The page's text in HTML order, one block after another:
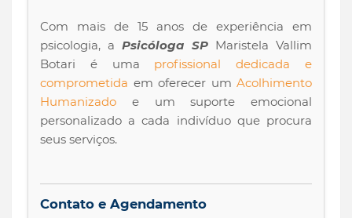
Com mais de 15 anos de experiência em
psicologia, aPsicóloga SPMaristela Vallim
Botari é uma profissional dedicada e
comprometida em oferecer um Acolhimento
Humanizado e um suporte emocional
personalizado a cada indivíduo que procura
seus serviços.
Contato e Agendamento